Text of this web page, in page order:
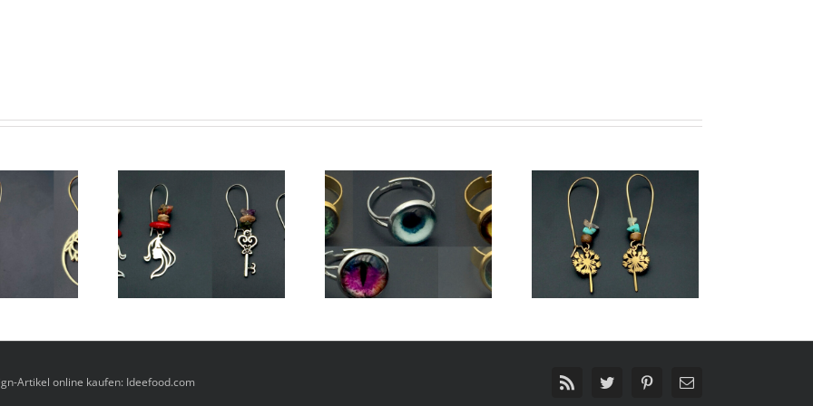
Face und Ohrring
Handschelle
Verstellbare Augen Ringe Ohrringe Pusteblume
Artikel online kaufen: Ideefood.com Rss TwitterPinterest
E-